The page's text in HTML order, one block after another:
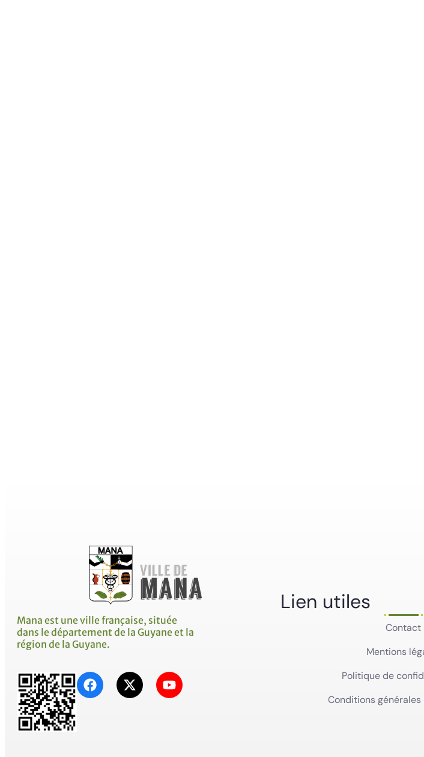
Mana est une ville française, située
dans le département de la Guyane et la
région de la Guyane.
Lien utiles
Contact
Mentions
Politique de
Conditions générales